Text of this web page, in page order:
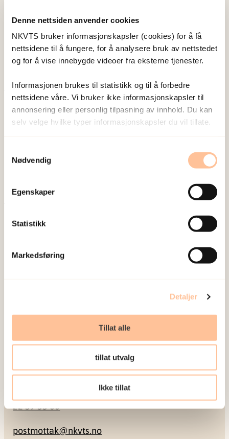
Denne nettsiden anvender cookies
NKVTS bruker informasjonskapsler (cookies) for å få
nettsidene til å fungere, for å analysere bruk av nettstedet
og for å vise innebygde videoer fra eksterne tjenester.
Informasjonen brukes til statistikk og til å forbedre
nettsidene våre. Vi bruker ikke informasjonskapsler til
annonsering eller personlig tilpasning av innhold. Du kan
selv velge hvilke typer informasjonskapsler du vil tillate.
Nødvendig
Egenskaper
Statistikk
Markedsføring
Detaljer
Tillat alle
tillat utvalg
Ikke tillat
om vold og traumatisk stress. Formålet er å bidra
til å forebygge og redusere de helsemessige og
sosiale konsekvensene som vold og traumatisk
stress kan medføre.
Om oss
Ansatte
Prosjekter
Meld deg på vårt nyhetsbrev
Postadresse
Pb. 181 Nydalen
0484 Oslo
Kontakt
22 59 55 00
postmottak@nkvts.no